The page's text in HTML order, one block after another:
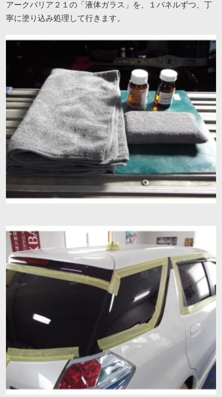
アークバリア２１の「液体ガラス」を、１パネルずつ、丁
寧に塗り込み処理して行きます。